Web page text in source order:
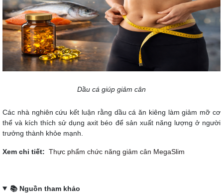
Dầu cá giúp giảm cân
Các nhà nghiên cứu kết luận rằng dầu cá ăn kiêng làm giảm mỡ cơ
thể và kích thích sử dụng axit béo để sản xuất năng lượng ở người
trưởng thành khỏe mạnh.
Xem chi tiết: Thực phẩm chức năng giảm cân MegaSlim
📚 Nguồn tham khảo